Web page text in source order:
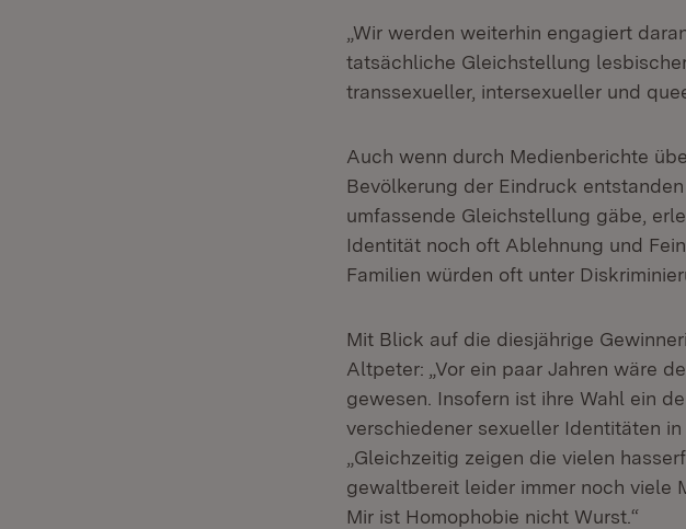
„Wir werden weiterhin engagiert
tatsächliche Gleichstellung
transsexueller, intersexueller und
Auch wenn durch Medienberichte
Bevölkerung der Eindruck
umfassende Gleichstellung gäbe,
Identität noch oft Ablehnung und
Familien würden oft unter
Mit Blick auf die diesjährige
Altpeter: „Vor ein paar Jahren wäre
gewesen. Insofern ist ihre Wahl ein
verschiedener sexueller Identitäten
„Gleichzeitig zeigen die vielen
gewaltbereit leider immer noch viele
Mir ist Homophobie nicht Wurst.“